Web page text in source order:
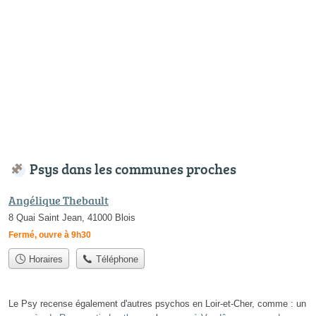
Psys dans les communes proches
Angélique Thebault
8 Quai Saint Jean, 41000 Blois
Fermé, ouvre à 9h30
Horaires Téléphone
Le Psy recense également d'autres psychos en Loir-et-Cher, comme : un